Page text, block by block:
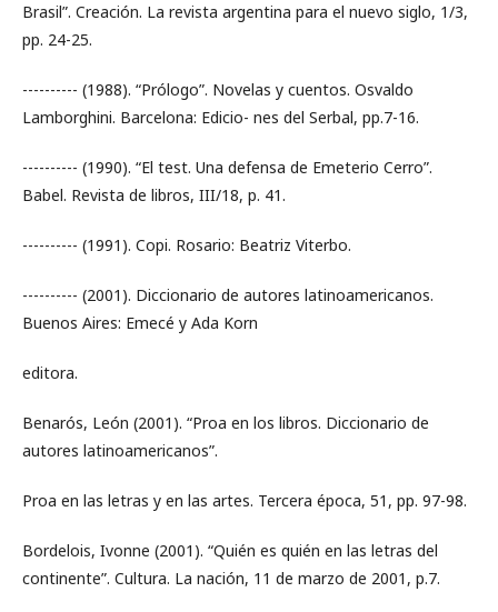
Brasil”. Creación. La revista argentina para el nuevo siglo, 1/3,
pp. 24-25.
---------- (1988). “Prólogo”. Novelas y cuentos. Osvaldo
Lamborghini. Barcelona: Edicio- nes del Serbal, pp.7-16.
---------- (1990). “El test. Una defensa de Emeterio Cerro”.
Babel. Revista de libros, III/18, p. 41.
---------- (1991). Copi. Rosario: Beatriz Viterbo.
---------- (2001). Diccionario de autores latinoamericanos.
Buenos Aires: Emecé y Ada Korn
editora.
Benarós, León (2001). “Proa en los libros. Diccionario de
autores latinoamericanos”.
Proa en las letras y en las artes. Tercera época, 51, pp. 97-98.
Bordelois, Ivonne (2001). “Quién es quién en las letras del
continente”. Cultura. La nación, 11 de marzo de 2001, p.7.